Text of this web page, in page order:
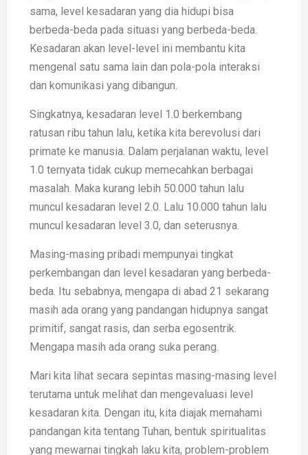
sama, level kesadaran yang dia hidupi bisa
berbeda-beda pada situasi yang berbeda-beda.
Kesadaran akan level-level ini membantu kita
mengenal satu sama lain dan pola-pola interaksi
dan komunikasi yang dibangun.
Singkatnya, kesadaran level 1.0 berkembang
ratusan ribu tahun lalu, ketika kita berevolusi dari
primate ke manusia. Dalam perjalanan waktu, level
1.0 ternyata tidak cukup memecahkan berbagai
masalah. Maka kurang lebih 50.000 tahun lalu
muncul kesadaran level 2.0. Lalu 10.000 tahun lalu
muncul kesadaran level 3.0, dan seterusnya.
Masing-masing pribadi mempunyai tingkat
perkembangan dan level kesadaran yang berbeda-
beda. Itu sebabnya, mengapa di abad 21 sekarang
masih ada orang yang pandangan hidupnya sangat
primitif, sangat rasis, dan serba egosentrik.
Mengapa masih ada orang suka perang.
Mari kita lihat secara sepintas masing-masing level
terutama untuk melihat dan mengevaluasi level
kesadaran kita. Dengan itu, kita diajak memahami
pandangan kita tentang Tuhan, bentuk spiritualitas
yang mewarnai tingkah laku kita, problem-problem